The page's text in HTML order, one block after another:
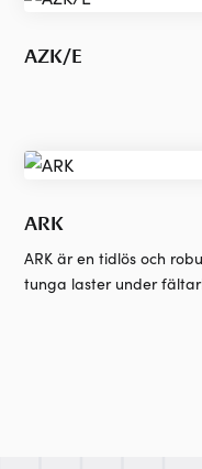
AZK/E
ARK
ARK är en tidlös och
tunga laster under